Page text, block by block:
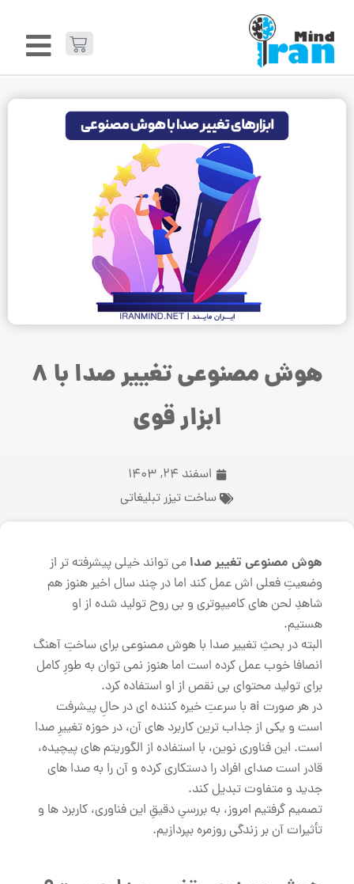
هوش مصنوعی تغییر صدا با 8
ابزار قوی
اسفند 24, 1403
ساخت تیزر تبلیغاتی
هوش مصنوعی تغییر صدامی تواند خیلی پیشرفته تر از
وضعیتِ فعلی اش عمل کند اما در چند سال اخیر هنوز هم
شاهدِ لحن های کامیپوتری و بی روح تولید شده از او
هستیم.
البته در بحثِ تغییر صدا با هوش مصنوعی برای ساختِ آهنگ
انصافا خوب عمل کرده است اما هنوز نمی توان به طورِ کامل
برای تولید محتوای بی نقص از او استفاده کرد.
در هر صورت ai با سرعتِ خیره‌ کننده‌ ای در حالِ پیشرفت
است و یکی از جذاب ‌ترین کاربرد های آن، در حوزه تغییرِ صدا
است. این فناوری نوین، با استفاده از الگوریتم ‌های پیچیده،
قادر است صدای افراد را دستکاری کرده و آن را به صدا های
جدید و متفاوت تبدیل کند.
تصمیم گرفتیم امروز، به بررسیِ دقیقِ این فناوری، کاربرد ها و
تأثیرات آن بر زندگی روزمره بپردازیم.